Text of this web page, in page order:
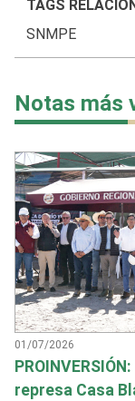
TAGS
SNMPE
Notas más
01/07/2026
represa Casa